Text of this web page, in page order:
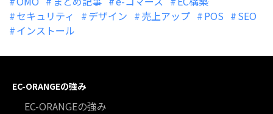
セキュリティ
デザイン 売上アップ POS
SEO
インストール
EC-ORANGEの強み
EC-ORANGEの強み